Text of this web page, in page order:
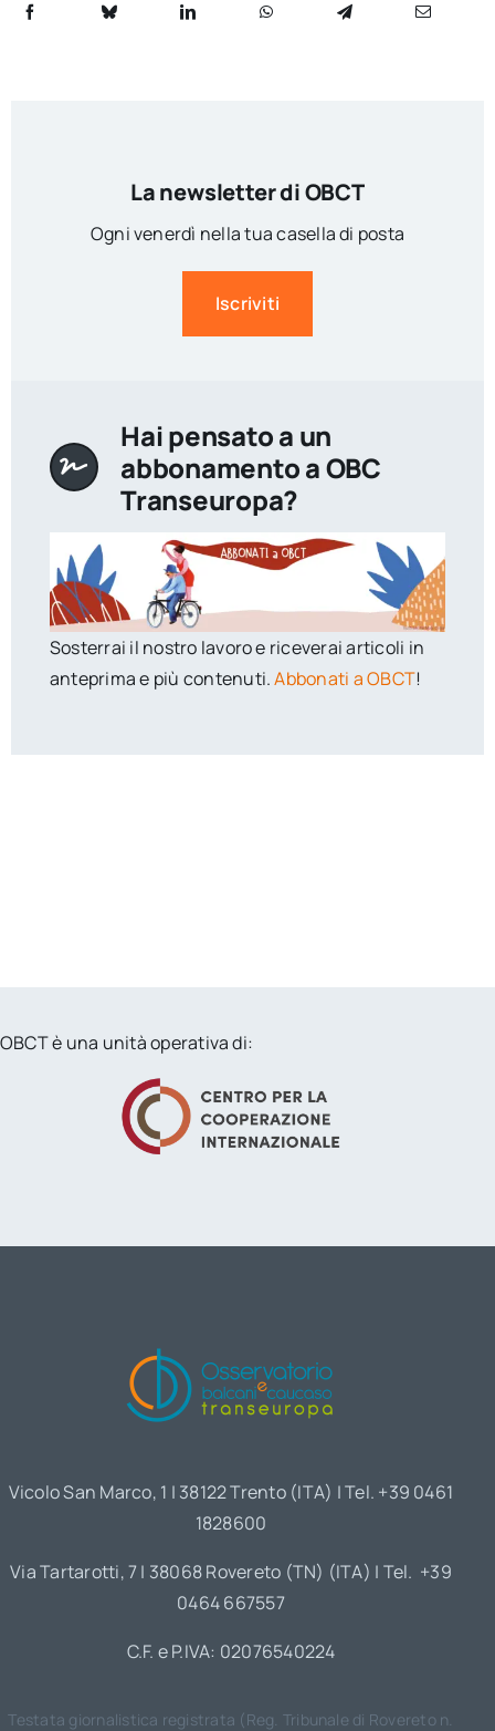
La newsletter di OBCT
Ogni venerdì nella tua casella di posta
Iscriviti
Hai pensato a un
abbonamento a OBC
Transeuropa?
Sosterrai il nostro lavoro e riceverai articoli in
anteprima e più contenuti.Abbonati a OBCT!
OBCT è una unità operativa di:
Vicolo San Marco, 1 | 38122 Trento (ITA) | Tel. +39 0461
1828600
Via Tartarotti, 7 | 38068 Rovereto (TN) (ITA) | Tel. +39
0464 667557
C.F. e P.IVA: 02076540224
Testata giornalistica registrata (Reg. Tribunale di Rovereto n.